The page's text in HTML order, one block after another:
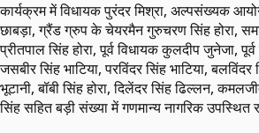
कार्यक्रम में विधायक पुरंदर मिश्रा, अल्पसंख्यक
छाबड़ा, ग्रैंड ग्रुप के चेयरमैन गुरुचरण सिंह होरा,
प्रीतपाल सिंह होरा, पूर्व विधायक कुलदीप जुनेजा,
जसबीर सिंह भाटिया, परविंदर सिंह भाटिया, बलविंदर
भूटानी, बॉबी सिंह होरा, दिलेंदर सिंह ढिल्लन,
सिंह सहित बड़ी संख्या में गणमान्य नागरिक उपस्थित